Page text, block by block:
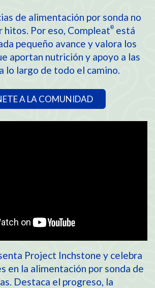
de alimentación por sonda no
hitos. Por eso, Compleat® está
pequeño avance y valora los
aportan nutrición y apoyo a las
lo largo de todo el camino.
A LA COMUNIDAD
Project Inchstone y celebra
en la alimentación por sonda de
Destaca el progreso, la